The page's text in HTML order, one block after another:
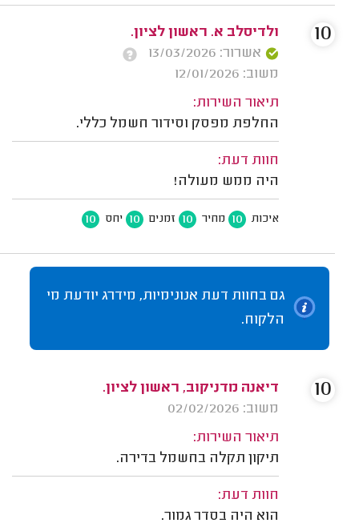
ולדיסלב א. ראשון לציון.
אשרור: 13/03/2026
משוב: 12/01/2026
תיאור השירות:
החלפת מפסק וסידור חשמל כללי.
חוות דעת:
היה ממש מעולה!
איכות 10 מחיר 10 זמנים 10 יחס 10
10
גם בחוות דעת אנונימיות, מידרג יודעת מי
הלקוח.
דיאנה מדניקוב, ראשון לציון.
משוב: 02/02/2026
תיאור השירות:
תיקון תקלה בחשמל בדירה.
חוות דעת:
הוא היה בסדר גמור.
10